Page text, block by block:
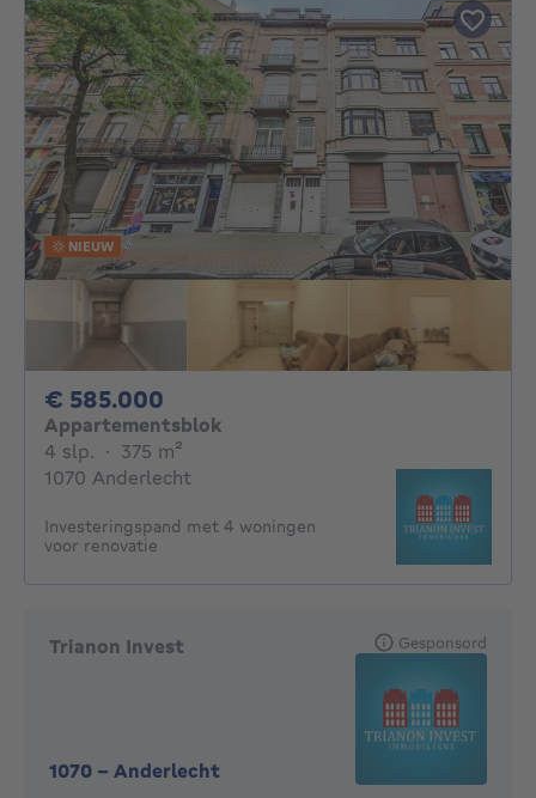
NIEUW
€ 585.000
Appartementsblok
4 slp. 4 slaapkamers
· 375 m²
1070 Anderlecht
Investeringspand met 4 woningen
voor renovatie
Trianon Invest
1070 - Anderlecht
Gesponsord